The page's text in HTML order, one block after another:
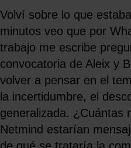
Volví sobre lo que
minutos veo que por
trabajo me escribe
convocatoria de Aleix y
volver a pensar en el
la incertidumbre, el
generalizada. ¿Cuántas
Netmind estarían